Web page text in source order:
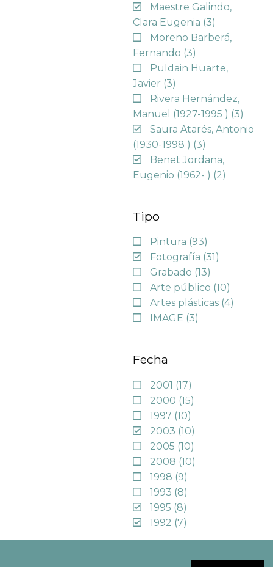
Maestre Galindo,
Clara Eugenia (3)
Moreno Barberá,
Fernando (3)
Puldain Huarte,
Javier (3)
Rivera Hernández,
Manuel (1927-1995 ) (3)
Saura Atarés, Antonio
(1930-1998 ) (3)
Benet Jordana,
Eugenio (1962- ) (2)
Tipo
Pintura (93)
Fotografía (31)
Grabado (13)
Arte público (10)
Artes plásticas (4)
IMAGE (3)
Fecha
2001 (17)
2000 (15)
1997 (10)
2003 (10)
2005 (10)
2008 (10)
1998 (9)
1993 (8)
1995 (8)
1992 (7)